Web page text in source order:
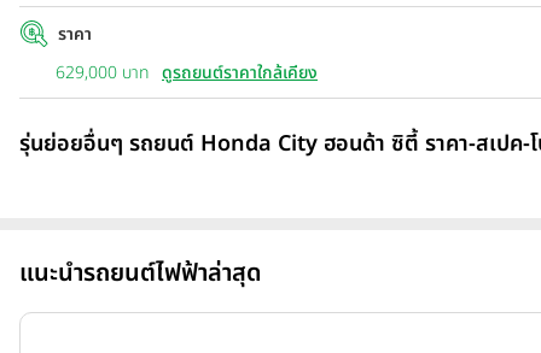
ราคา
629,000 บาท ดูรถยนต์ราคาใกล้เคียง
รุ่นย่อยอื่นๆ รถยนต์ Honda City ฮอนด้า ซิตี้ ราคา-สเปค-โ
แนะนำรถยนต์ไฟฟ้าล่าสุด